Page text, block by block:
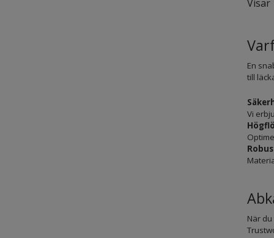
Visar
En
till
Vi
När